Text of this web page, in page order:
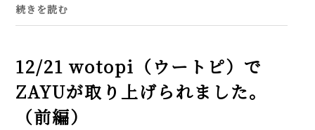
ト、自分に合った供養の形など、弊社代表の豊沢
が色々とお話させて頂...
続きを読む
12/21 wotopi（ウートピ）で
ZAYUが取り上げられました。
（前編）